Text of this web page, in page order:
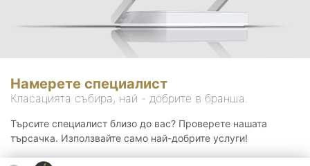
Намерете специалист
Класацията събира, най - добрите в бранша.
Търсите специалист близо до вас? Проверете нашата
търсачка. Използвайте само най-добрите услуги!